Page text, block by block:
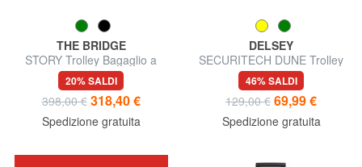
THE BRIDGE
STORY Trolley Bagaglio a
Mano
20% SALDI
398,00 € 318,40 €
Spedizione gratuita
DELSEY
SECURITECH DUNE Trolley
bagaglio a mano, espandibile
46% SALDI
129,00 € 69,99 €
Spedizione gratuita